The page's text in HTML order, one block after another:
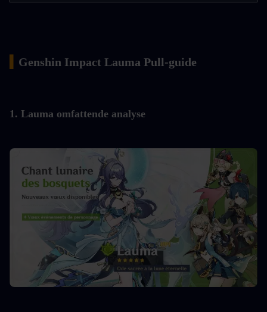
Genshin Impact Lauma Pull-guide
1. Lauma omfattende analyse